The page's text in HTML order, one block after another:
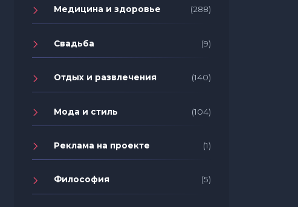
Медицина и здоровье (288)
Свадьба (9)
Отдых и развлечения (140)
Мода и стиль (104)
Реклама на проекте (1)
Философия (5)